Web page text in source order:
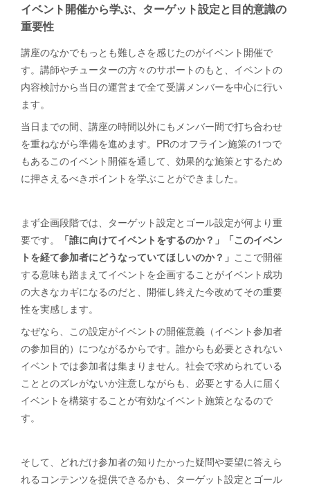
イベント開催から学ぶ、ターゲット設定と目的意識の
重要性
講座のなかでもっとも難しさを感じたのがイベント開催で
す。講師やチューターの方々のサポートのもと、イベントの
内容検討から当日の運営まで全て受講メンバーを中心に行い
ます。
当日までの間、講座の時間以外にもメンバー間で打ち合わせ
を重ねながら準備を進めます。PRのオフライン施策の1つで
もあるこのイベント開催を通して、効果的な施策とするため
に押さえるべきポイントを学ぶことができました。
まず企画段階では、ターゲット設定とゴール設定が何より重
要です。
「誰に向けてイベントをするのか？」「このイベン
トを経て参加者にどうなっていてほしいのか？」 ここで開催
する意味も踏まえてイベントを企画することがイベント成功
の大きなカギになるのだと、開催し終えた今改めてその重要
性を実感します。
なぜなら、この設定がイベントの開催意義（イベント参加者
の参加目的）につながるからです。誰からも必要とされない
イベントでは参加者は集まりません。社会で求められている
こととのズレがないか注意しながらも、必要とする人に届く
イベントを構築することが有効なイベント施策となるので
す。
そして、どれだけ参加者の知りたかった疑問や要望に答えら
れるコンテンツを提供できるかも、ターゲット設定とゴール